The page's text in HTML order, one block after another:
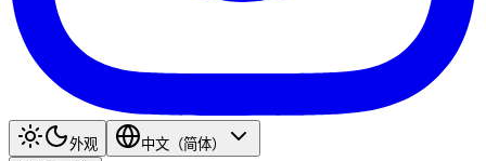
外观
中文（简体）